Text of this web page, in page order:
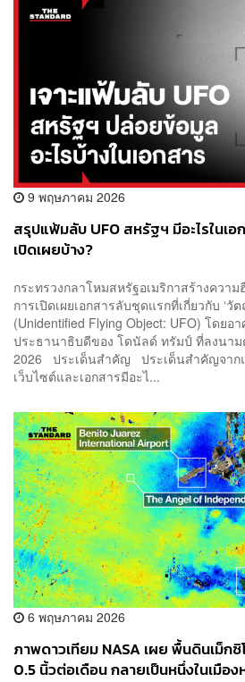
9 พฤษภาคม 2026
สรุปแฟ้มลับ UFO สหรัฐฯ มีอะไรในเ
เปิดเผยบ้าง?
กระทรวงกลาโหมสหรัฐอเมริกาสร้างคว
การเปิดเผยเอกสารลับชุดแรกที่เกี่ยวกับ ‘วั
(Unidentified Flying Object: UFO) โดยอ
ประธานาธิบดีของ โดนัลด์ ทรัมป์ ที่ลงนา
2026 ประเด็นสำคัญ ประเด็นสำคัญจาก
เว็บไซต์และเอกสารมีอะไ...
6 พฤษภาคม 2026
ภาพดาวเทียม NASA เผย พื้นดินเม็ก
0.5 นิ้วต่อเดือน กลายเป็นหนึ่งในเมือ